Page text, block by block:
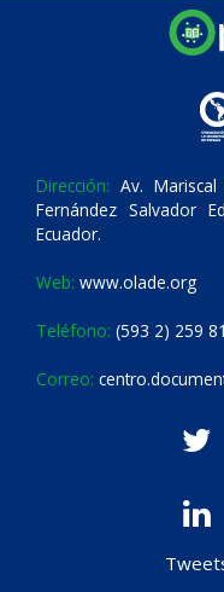
Dirección: Av.
Fernández Salvador
Ecuador.
Web: www.olade.org
Teléfono: (593 2) 259
Correo: